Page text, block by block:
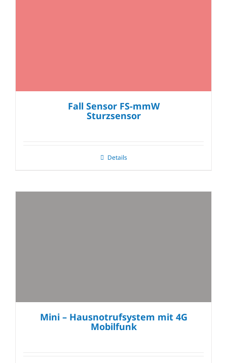
Fall Sensor FS-mmW
Sturzsensor
Details
Mini – Hausnotrufsystem mit 4G
Mobilfunk